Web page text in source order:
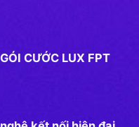
CƯỚC LUX FPT